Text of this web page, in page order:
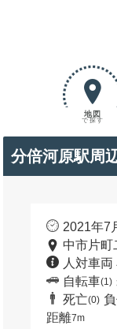
地図
で探す
分倍河原駅周
2021年7
中市片町
人対車
自転車(1)
死亡(0)
距離7m